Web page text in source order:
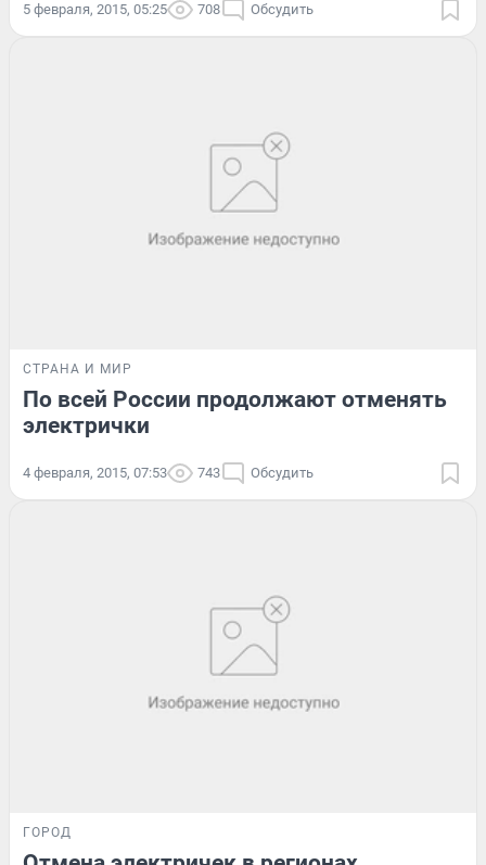
5 февраля, 2015, 05:25 708 Обсудить
СТРАНА И МИР
По всей России продолжают отменять
электрички
4 февраля, 2015, 07:53 743 Обсудить
ГОРОД